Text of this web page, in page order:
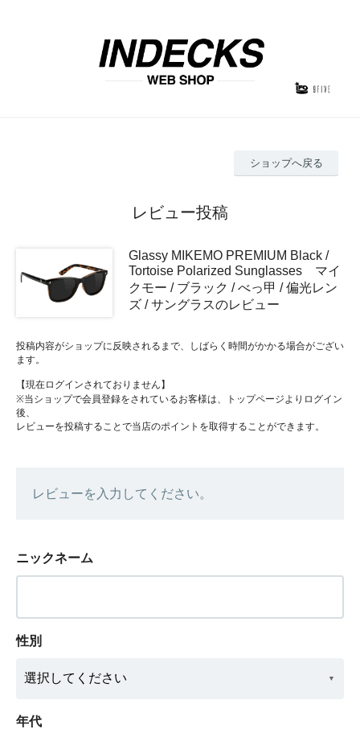
ショップへ戻る
レビュー投稿
Glassy MIKEMO PREMIUM Black /
Tortoise Polarized Sunglasses マイ
クモー / ブラック / べっ甲 / 偏光レン
ズ / サングラスのレビュー
投稿内容がショップに反映されるまで、しばらく時間がかかる場合がござい
ます。
【現在ログインされておりません】
※当ショップで会員登録をされているお客様は、トップページよりログイン
後、
レビューを投稿することで当店のポイントを取得することができます。
レビューを入力してください。
ニックネーム
性別
年代